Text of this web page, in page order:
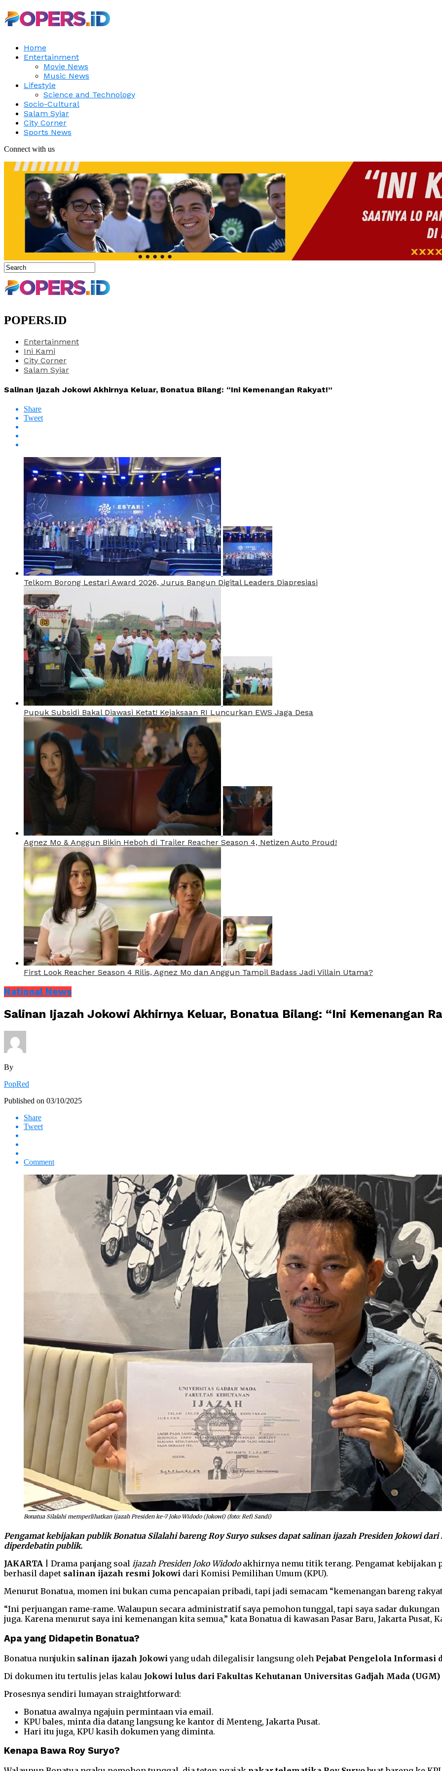
Home
Entertainment
Movie News
Music News
Lifestyle
Science and Technology
Socio-Cultural
Salam Syiar
City Corner
Sports News
Connect with us
POPERS.ID
Entertainment
Ini Kami
City Corner
Salam Syiar
Salinan Ijazah Jokowi Akhirnya Keluar, Bonatua Bilang: “Ini Kemenangan Rakyat!”
Share
Tweet
Telkom Borong Lestari Award 2026, Jurus Bangun Digital Leaders Diapresiasi
Pupuk Subsidi Bakal Diawasi Ketat! Kejaksaan RI Luncurkan EWS Jaga Desa
Agnez Mo & Anggun Bikin Heboh di Trailer Reacher Season 4, Netizen Auto Proud!
First Look Reacher Season 4 Rilis, Agnez Mo dan Anggun Tampil Badass Jadi Villain Utama?
National News
Salinan Ijazah Jokowi Akhirnya Keluar, Bonatua Bilang: “Ini Kemenangan
By
PopRed
Published on 03/10/2025
Share
Tweet
Comment
Bonatua Silalahi memperlihatkan ijazah Presiden ke-7 Joko Widodo (Jokowi) (foto: Refi Sandi)
Pengamat kebijakan publik Bonatua Silalahi bareng Roy Suryo sukses dapat salinan ijazah Presiden Jokowi
diperdebatin publik.
JAKARTA | Drama panjang soal ijazah Presiden Joko Widodoakhirnya nemu titik terang. Pengamat kebijakan
berhasil dapet salinan ijazah resmi Jokowi dari Komisi Pemilihan Umum (KPU).
Menurut Bonatua, momen ini bukan cuma pencapaian pribadi, tapi jadi semacam “kemenangan bareng
“Ini perjuangan rame-rame. Walaupun secara administratif saya pemohon tunggal, tapi saya sadar dukungan
juga. Karena menurut saya ini kemenangan kita semua,” kata Bonatua di kawasan Pasar Baru, Jakarta Pusat,
Apa yang Didapetin Bonatua?
Bonatua nunjukin salinan ijazah Jokowi yang udah dilegalisir langsung oleh Pejabat Pengelola Informasi
Di dokumen itu tertulis jelas kalau Jokowi lulus dari Fakultas Kehutanan Universitas Gadjah Mada (UGM)
Prosesnya sendiri lumayan straightforward:
Bonatua awalnya ngajuin permintaan via email.
KPU bales, minta dia datang langsung ke kantor di Menteng, Jakarta Pusat.
Hari itu juga, KPU kasih dokumen yang diminta.
Kenapa Bawa Roy Suryo?